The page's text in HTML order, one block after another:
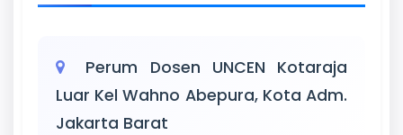
Perum Dosen UNCEN Kotaraja
Luar Kel Wahno Abepura, Kota Adm.
Jakarta Barat